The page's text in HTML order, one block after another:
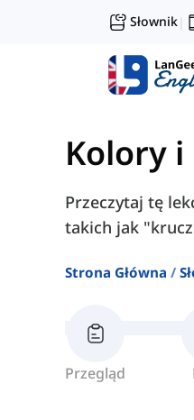
Słownik|
Kolory i
Przeczytaj tę
takich jak
Strona Główna
Przegląd